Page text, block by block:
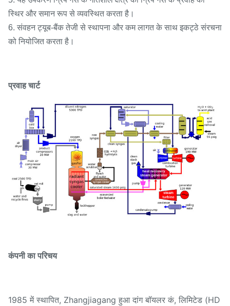
स्थिर और समान रूप से व्यवस्थित करता है।
6. संवहन ट्यूब-बैंक तेजी से स्थापना और कम लागत के साथ इकट्ठे संरचना
को नियोजित करता है।
प्रवाह चार्ट
कंपनी का परिचय
1985 में स्थापित, Zhangjiagang हुआ दांग बॉयलर कं, लिमिटेड (HD